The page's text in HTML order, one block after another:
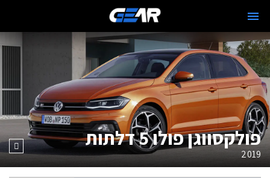
פולקסווגן פולו 5 דלתות
2019